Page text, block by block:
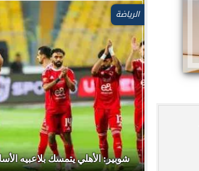
الرياضة
شوبير: الأهلي يتمسك بلاعبيه